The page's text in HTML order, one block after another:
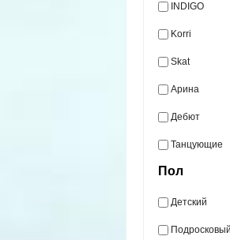
INDIGO
Korri
Skat
Арина
Дебют
Танцующие
Пол
Детский
Подросковый